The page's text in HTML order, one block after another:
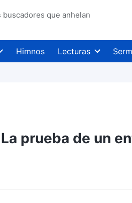
buscadores que anhelan
Himnos Lecturas
La prueba de un